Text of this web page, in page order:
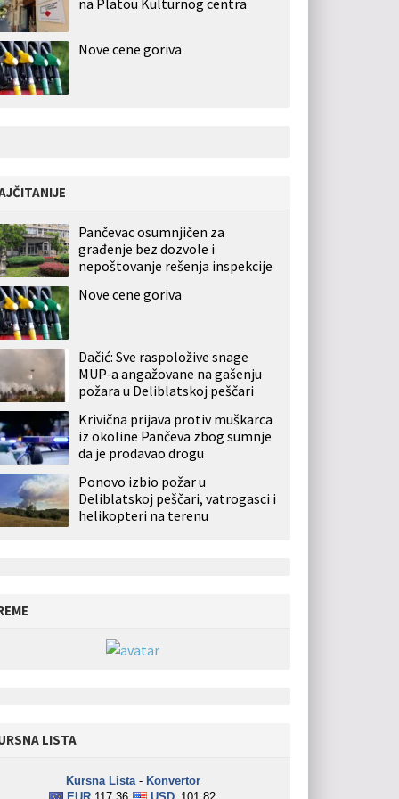
na Platou Kulturnog centra
Nove cene goriva
Pančevac osumnjičen za
građenje bez dozvole i
nepoštovanje rešenja inspekcije
Nove cene goriva
Dačić: Sve raspoložive snage
MUP-a angažovane na gašenju
požara u Deliblatskoj peščari
Krivična prijava protiv muškarca
iz okoline Pančeva zbog sumnje
da je prodavao drogu
Ponovo izbio požar u
Deliblatskoj peščari, vatrogasci i
helikopteri na terenu
LISTA